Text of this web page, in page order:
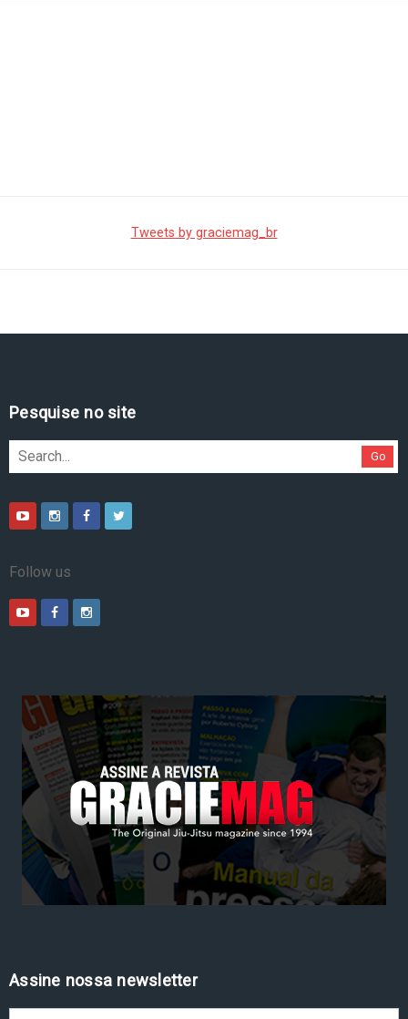
Tweets by graciemag_br
Pesquise no site
Go
Follow us
Assine nossa newsletter